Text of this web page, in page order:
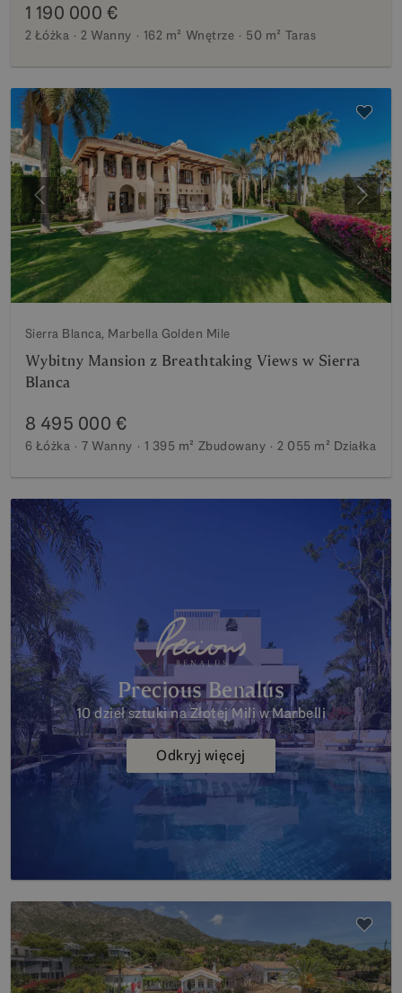
1 190 000 €
2 Łóżka 2 Wanny 162 m² Wnętrze 50 m² Taras
Poprzedni
Sierra Blanca, Marbella Golden Mile
Wybitny Mansion z Breathtaking Views w Sierra
Blanca
8 495 000 €
6 Łóżka 7 Wanny 1 395 m² Zbudowany 2 055 m² Działka
Precious Benalús
10 dzieł sztuki na Złotej Mili w Marbelli
Odkryj więcej